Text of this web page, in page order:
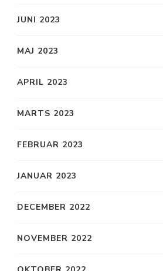
JUNI 2023
MAJ 2023
APRIL 2023
MARTS 2023
FEBRUAR 2023
JANUAR 2023
DECEMBER 2022
NOVEMBER 2022